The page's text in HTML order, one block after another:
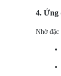
4. Ứng
Nhờ